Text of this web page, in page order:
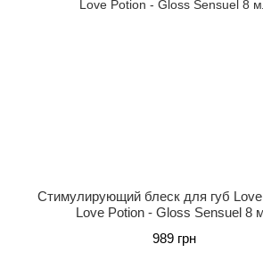
Стимулирующий блеск для губ
Love Potion - Gloss Sensuel 8
989 грн